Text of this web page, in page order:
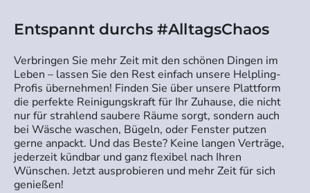
Entspannt durchs #AlltagsChaos
Verbringen Sie mehr Zeit mit den schönen Dingen im
Leben – lassen Sie den Rest einfach unsere Helpling-
Profis übernehmen! Finden Sie über unsere Plattform
die perfekte Reinigungskraft für Ihr Zuhause, die nicht
nur für strahlend saubere Räume sorgt, sondern auch
bei Wäsche waschen, Bügeln, oder Fenster putzen
gerne anpackt. Und das Beste? Keine langen Verträge,
jederzeit kündbar und ganz flexibel nach Ihren
Wünschen. Jetzt ausprobieren und mehr Zeit für sich
genießen!